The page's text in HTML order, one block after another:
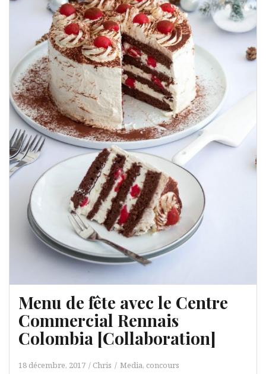
Menu de fête avec le Centre
Commercial Rennais
Colombia [Collaboration]
18 décembre, 2017 Chris Media, concours